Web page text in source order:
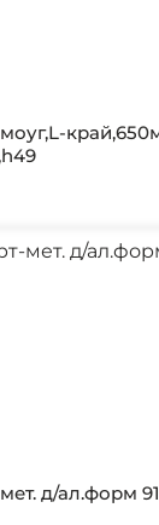
д/ал.форм